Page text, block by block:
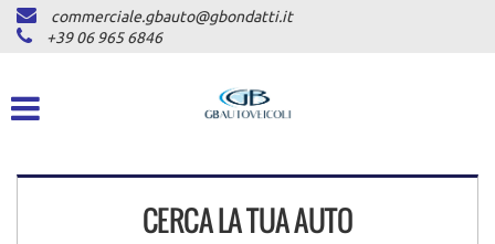
HOME
CHI SIAMO
commerciale.gbauto@gbondatti.it
+39 06 965 6846
CERCA LA TUA AUTO